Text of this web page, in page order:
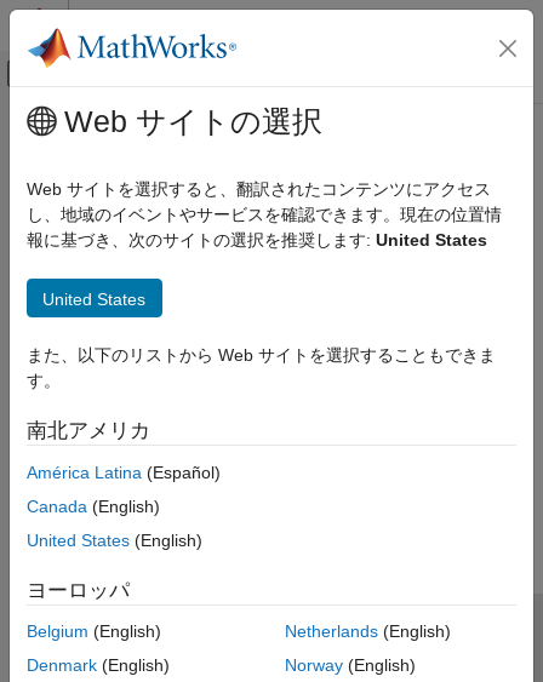
コンテンツへスキップ
オフキャンバス ナビゲーション メ
ドキュメンテーションのホーム
メインコンテンツ
Web サイトの選択
Web サイトを選択すると、翻訳されたコンテンツにアクセス
し、地域のイベントやサービスを確認できます。現在の位置情
報に基づき、次のサイトの選択を推奨します: United States
United States
また、以下のリストから Web サイトを選択することもできま
す。
南北アメリカ
América Latina (Español)
Canada (English)
United States (English)
ヨーロッパ
Belgium (English)
Denmark (English)
Netherlands(English)
Norway(English)
トラストセンター
プライバシー ポリシー
違法コピー防止
アプリケーション ステータス